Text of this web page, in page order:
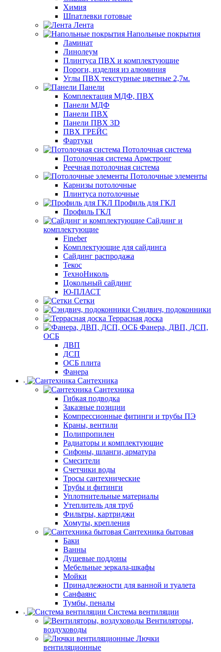
Химия
Шпатлевки готовые
Лента
Напольные покрытия
Ламинат
Линолеум
Плинтуса ПВХ и комплектующие
Пороги, изделия из алюминия
Углы ПВХ текстурные цветные 2,7м.
Панели
Комплектация МДФ, ПВХ
Панели МДФ
Панели ПВХ
Панели ПВХ 3D
ПВХ ГРЕЙС
Фартуки
Потолочная система
Потолочная система Армстронг
Реечная потолочная система
Потолочные элементы
Карнизы потолочные
Плинтуса потолочные
Профиль для ГКЛ
Профиль ГКЛ
Сайдинг и
комплектующие
Fineber
Комплектующие для сайдинга
Сайдинг распродажа
Текос
ТехноНиколь
Цокольный сайдинг
Ю-ПЛАСТ
Сетки
Сэндвич, подоконники
Террасная доска
Фанера, ДВП, ДСП,
ОСБ
ДВП
ДСП
ОСБ плита
Фанера
Сантехника
Сантехника
Гибкая подводка
Заказные позиции
Компрессионные фитинги и трубы ПЭ
Краны, вентили
Полипропилен
Радиаторы и комплектующие
Сифоны, шланги, арматура
Смесители
Счетчики воды
Тросы сантехнические
Трубы и фитинги
Уплотнительные материалы
Утеплитель для труб
Фильтры, картриджи
Хомуты, крепления
Сантехника бытовая
Баки
Ванны
Душевые поддоны
Мебельные зеркала-шкафы
Мойки
Принадлежности для ванной и туалета
Санфаянс
Тумбы, пеналы
Система вентиляции
Вентиляторы,
воздуховоды
Лючки
вентиляционные